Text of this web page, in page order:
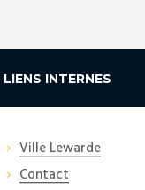
LIENS INTERNES
Ville Lewarde
Contact